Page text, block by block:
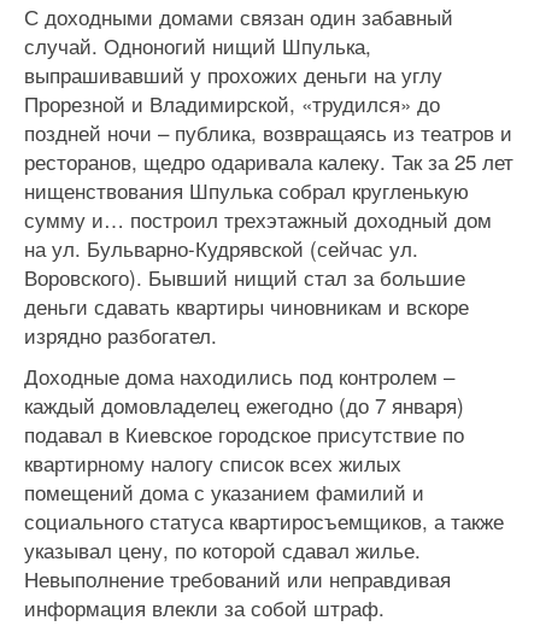
С доходными домами связан один забавный
случай. Одноногий нищий Шпулька,
выпрашивавший у прохожих деньги на углу
Прорезной и Владимирской, «трудился» до
поздней ночи – публика, возвращаясь из театров и
ресторанов, щедро одаривала калеку. Так за 25 лет
нищенствования Шпулька собрал кругленькую
сумму и… построил трехэтажный доходный дом
на ул. Бульварно-Кудрявской (сейчас ул.
Воровского). Бывший нищий стал за большие
деньги сдавать квартиры чиновникам и вскоре
изрядно разбогател.
Доходные дома находились под контролем –
каждый домовладелец ежегодно (до 7 января)
подавал в Киевское городское присутствие по
квартирному налогу список всех жилых
помещений дома с указанием фамилий и
социального статуса квартиросъемщиков, а также
указывал цену, по которой сдавал жилье.
Невыполнение требований или неправдивая
информация влекли за собой штраф.